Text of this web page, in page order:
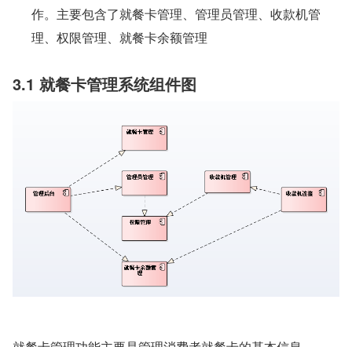
作。主要包含了就餐卡管理、管理员管理、收款机管
理、权限管理、就餐卡余额管理
3.1 就餐卡管理系统组件图